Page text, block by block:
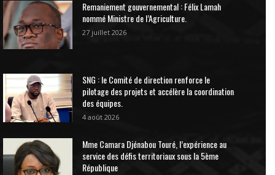
Remaniement gouvernemental : Félix Lamah
nommé Ministre de l’Agriculture.
27 juillet 2026
SNG : le Comité de direction renforce le
pilotage des projets et accélère la coordination
des équipes.
4 août 2026
Mme Camara Djénabou Touré, l’expérience au
service des défis territoriaux sous la 5ème
République